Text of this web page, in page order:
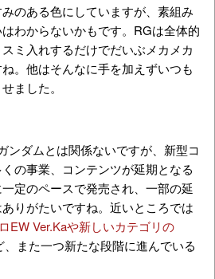
のある色にしていますが、素組み
わからないかもです。RGは全体的
ミ入れするだけでだいぶメカメカ
。他はそんなに手を加えずいつも
ました。
ンダムとは関係ないですが、新型コ
の事業、コンテンツが延期となる
定のペースで発売され、一部の延
りがたいですね。近いところでは
EW Ver.Kaや新しいカテゴリの
、また一つ新たな段階に進んでいる